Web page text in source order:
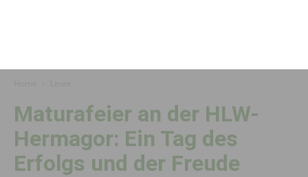
Maturafeier an der HLW-
Hermagor: Ein Tag des
Erfolgs und der Freude